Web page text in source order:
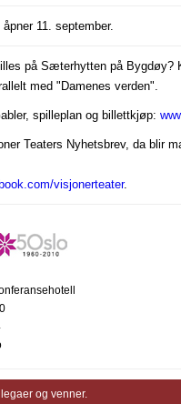
11. september.
på Sæterhytten på Bygdøy?
med "Damenes verden".
spilleplan og billettkjøp:
Teaters Nyhetsbrev, da blir
visjonerteater.
og venner.